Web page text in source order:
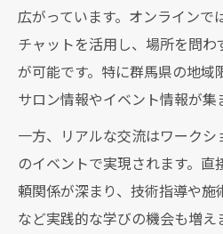
広がっています。オンラインで
チャットを活用し、場所を問
が可能です。特に群馬県の地域
サロン情報やイベント情報が集
一方、リアルな交流はワーク
のイベントで実現されます。
頼関係が深まり、技術指導や
など実践的な学びの機会も増え